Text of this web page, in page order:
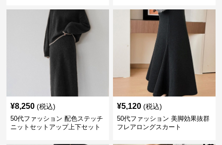
¥8,250 (税込)
50代ファッション 配色ステッチ
ニットセットアップ上下セット
¥5,120 (税込)
50代ファッション 美脚効果抜群
フレアロングスカート